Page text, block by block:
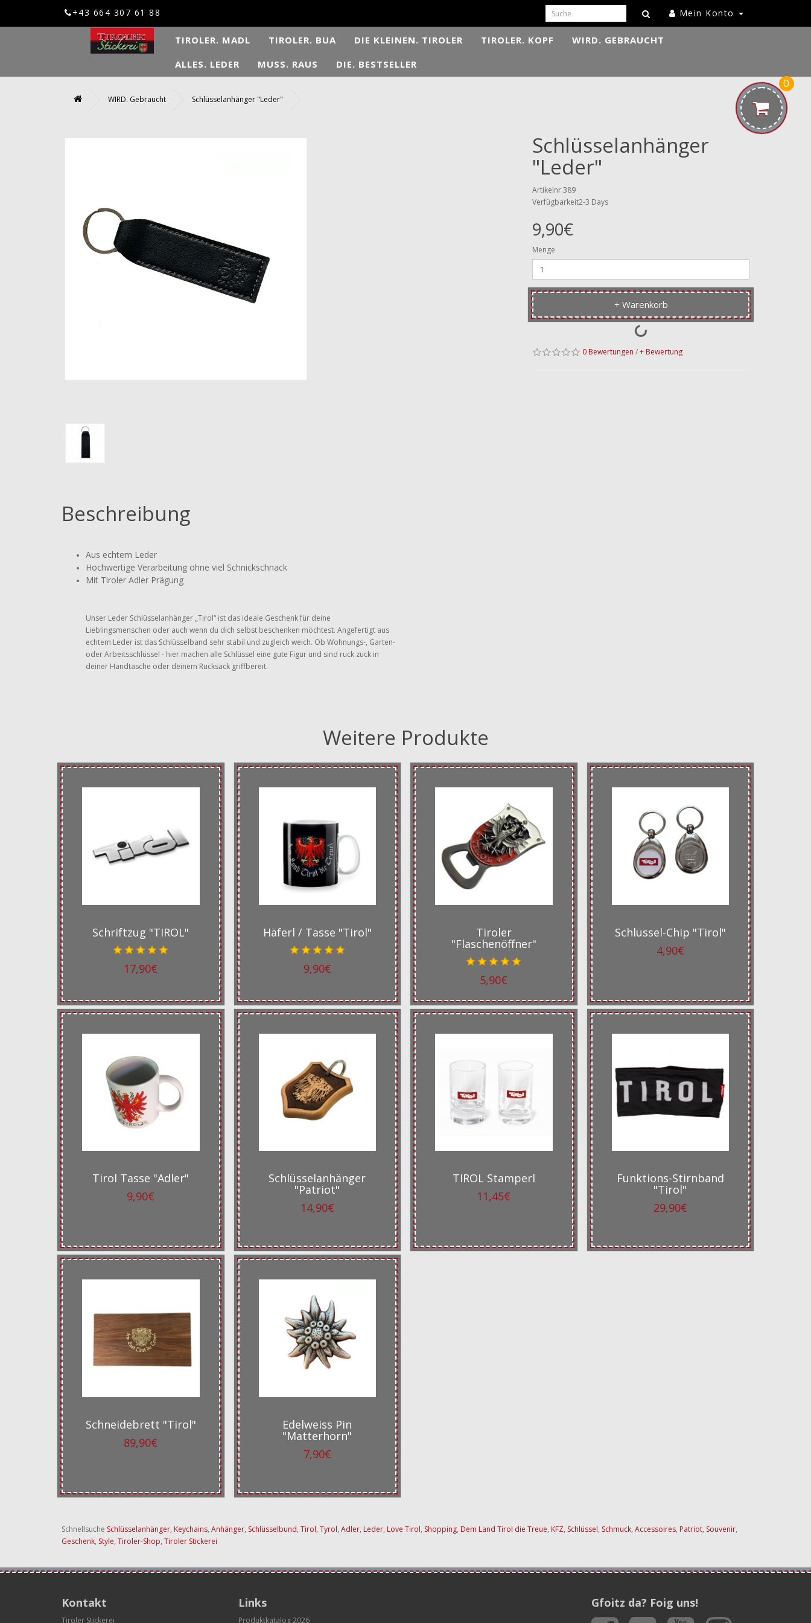
+43 664 307 61 88 Mein Konto
0
TIROLER. MADL TIROLER. BUA DIE KLEINEN. TIROLER TIROLER. KOPF
WIRD. GEBRAUCHT
ALLES. LEDER
MUSS. RAUS DIE. BESTSELLER
WIRD. Gebraucht Schlüsselanhänger "Leder"
Beschreibung
Aus echtem Leder
Hochwertige Verarbeitung ohne viel Schnickschnack
Mit Tiroler Adler Prägung
Unser Leder Schlüsselanhänger „Tirol“ ist das ideale Geschenk für deine
Lieblingsmenschen oder auch wenn du dich selbst beschenken möchtest. Angefertigt aus
echtem Leder ist das Schlüsselband sehr stabil und zugleich weich. Ob Wohnungs-, Garten-
oder Arbeitsschlüssel - hier machen alle Schlüssel eine gute Figur und sind ruck zuck in
deiner Handtasche oder deinem Rucksack griffbereit.
Schlüsselanhänger
"Leder"
Artikelnr.389
Verfügbarkeit2-3 Days
9,90€
Menge
+ Warenkorb
0 Bewertungen /+ Bewertung
Weitere Produkte
Schriftzug "TIROL"
17,90€
Häferl / Tasse "Tirol"
9,90€
Tiroler
"Flaschenöffner"
5,90€
Schlüssel-Chip "Tirol"
4,90€
Tirol Tasse "Adler"
9,90€
Schlüsselanhänger
"Patriot"
14,90€
TIROL Stamperl
11,45€
Funktions-Stirnband
"Tirol"
29,90€
Schneidebrett "Tirol"
89,90€
Edelweiss Pin
"Matterhorn"
7,90€
Schnellsuche Schlüsselanhänger, Keychains, Anhänger, Schlüsselbund, Tirol, Tyrol, Adler, Leder, Love Tirol, Shopping, Dem Land Tirol die Treue, KFZ, Schlüssel, Schmuck, Accessoires, Patriot, Souvenir,
Geschenk, Style, Tiroler-Shop, Tiroler Stickerei
Kontakt
Tiroler Stickerei
Links
Produktkatalog 2026
Gfoitz da? Foig uns!